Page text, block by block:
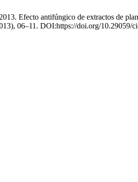
Efecto antifúngico de extractos de
06–11. DOI:https://doi.org/10.29059/